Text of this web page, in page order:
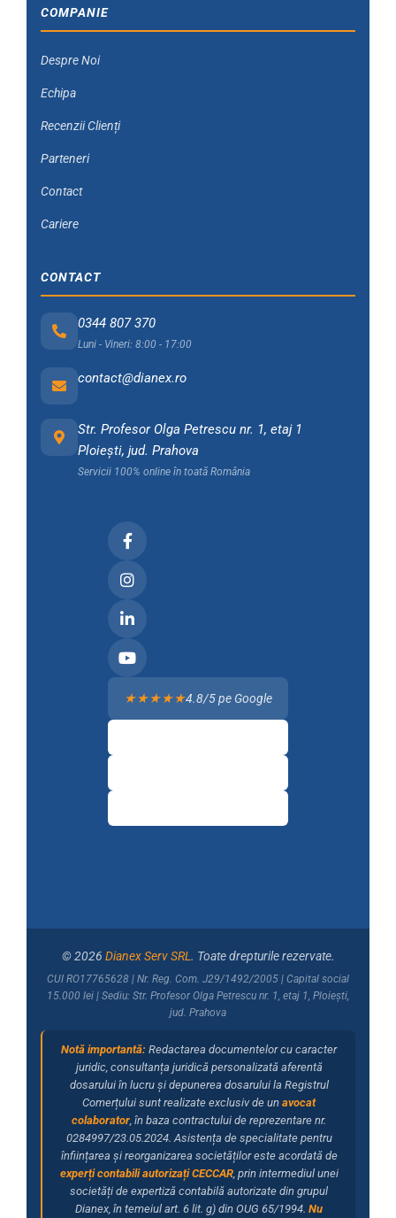
COMPANIE
Despre Noi
Echipa
Recenzii Clienți
Parteneri
Contact
Cariere
CONTACT
0344 807 370
Luni - Vineri: 8:00 - 17:00
contact@dianex.ro
Str. Profesor Olga Petrescu nr. 1, etaj 1
Ploiești, jud. Prahova
Servicii 100% online în toată România
★★★★★4.8/5 pe Google
© 2026 Dianex Serv SRL. Toate drepturile rezervate.
CUI RO17765628 | Nr. Reg. Com. J29/1492/2005 | Capital social
15.000 lei | Sediu: Str. Profesor Olga Petrescu nr. 1, etaj 1, Ploiești,
jud. Prahova
Notă importantă: Redactarea documentelor cu caracter
juridic, consultanța juridică personalizată aferentă
dosarului în lucru și depunerea dosarului la Registrul
Comerțului sunt realizate exclusiv de un avocat
colaborator, în baza contractului de reprezentare nr.
0284997/23.05.2024. Asistența de specialitate pentru
înființarea și reorganizarea societăților este acordată de
experți contabili autorizați CECCAR, prin intermediul unei
societăți de expertiză contabilă autorizate din grupul
Dianex, în temeiul art. 6 lit. g) din OUG 65/1994. Nu